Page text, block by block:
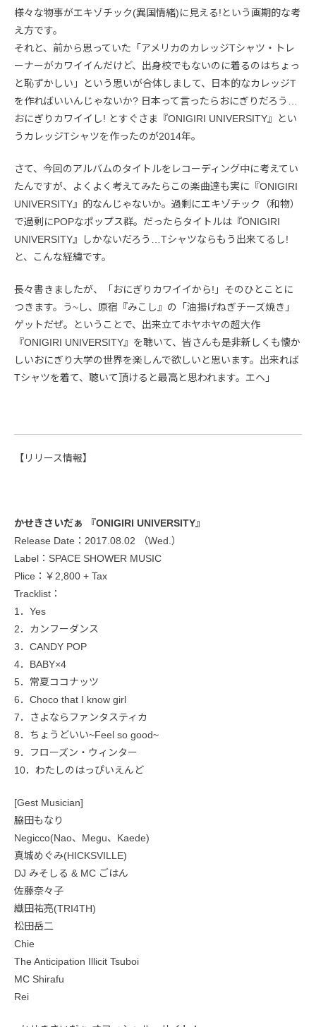
様々な物事がエキゾチック(異国情緒)に見える!という画期的な考
え方です。
それと、前から思っていた「アメリカのカレッジTシャツ・トレ
ーナーがカワイイんだけど、出身校でもないのに着るのはちょっ
と恥ずかしい」という思いが合体しまして、日本的なカレッジT
を作ればいいんじゃないか? 日本って言ったらおにぎりだろう…
おにぎりカワイイし! とすぐさま『ONIGIRI UNIVERSITY』とい
うカレッジTシャツを作ったのが2014年。
さて、今回のアルバムのタイトルをレコーディング中に考えてい
たんですが、よくよく考えてみたらこの楽曲達も実に『ONIGIRI
UNIVERSITY』的なんじゃないか。過剰にエキゾチック（和物）
で過剰にPOPなポップス群。だったらタイトルは『ONIGIRI
UNIVERSITY』しかないだろう…Tシャツならもう出来てるし!
と、こんな経緯です。
長々書きましたが、「おにぎりカワイイから!」そのひとことに
つきます。う~し、原宿『みこし』の「油揚げねぎチーズ焼き」
ゲットだぜ。ということで、出来立てホヤホヤの超大作
『ONIGIRI UNIVERSITY』を聴いて、皆さんも是非新しくも懐か
しいおにぎり大学の世界を楽しんで欲しいと思います。出来れば
Tシャツを着て、聴いて頂けると最高と思われます。エヘ」
【リリース情報】
かせきさいだぁ 『ONIGIRI UNIVERSITY』
Release Date：2017.08.02 （Wed.）
Label：SPACE SHOWER MUSIC
Plice：￥2,800 + Tax
Tracklist：
1．Yes
2．カンフーダンス
3．CANDY POP
4．BABY×4
5．常夏ココナッツ
6．Choco that I know girl
7．さよならファンタスティカ
8．ちょうどいい~Feel so good~
9．フローズン・ウィンター
10．わたしのはっぴいえんど
[Gest Musician]
脇田もなり
Negicco(Nao、Megu、Kaede)
真城めぐみ(HICKSVILLE)
DJ みそしる & MC ごはん
佐藤奈々子
織田祐亮(TRI4TH)
松田岳二
Chie
The Anticipation Illicit Tsuboi
MC Shirafu
Rei